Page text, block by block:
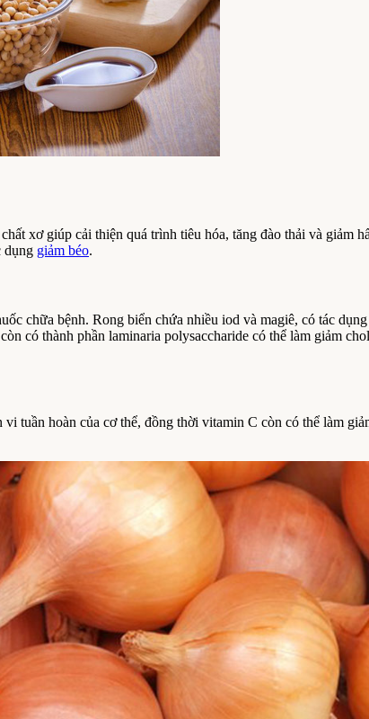
xơ giúp cải thiện quá trình tiêu hóa, tăng đào thải và giảm
dụng giảm béo.
chữa bệnh. Rong biển chứa nhiều iod và magiê, có tác
có thành phần laminaria polysaccharide có thể làm giảm
tuần hoàn của cơ thể, đồng thời vitamin C còn có thể làm